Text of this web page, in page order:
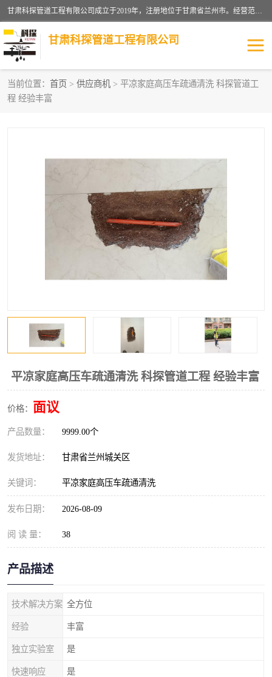
甘肃科探管道工程有限公司成立于2019年，注册地位于甘肃省兰州市。经营范围包括管道安装、清洗、疏通、维修、检测，防水工程，工程钻孔，化粪池清理，暖气安装，给排水管道安装维修，室内外管道如消防、供水、供热管道漏水检测定位，室内外防水堵漏等。
甘肃科探管道工程有限公司
当前位置： 首页 > 供应商机 > 平凉家庭高压车疏通清洗 科探管道工
程 经验丰富
平凉家庭高压车疏通清洗 科探管道工程 经验丰富
价格： 面议
产品数量： 9999.00个
发货地址： 甘肃省兰州城关区
关键词： 平凉家庭高压车疏通清洗
发布日期： 2026-08-09
阅 读 量： 38
产品描述
技术解决方案 全方位
经验 丰富
独立实验室 是
快速响应 是
管道安装维修
自来水管漏水 管道疏通